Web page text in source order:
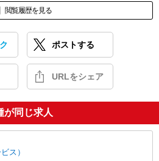
閲覧履歴を見る
ポストする
URLをシェア
が同じ求人
ス）